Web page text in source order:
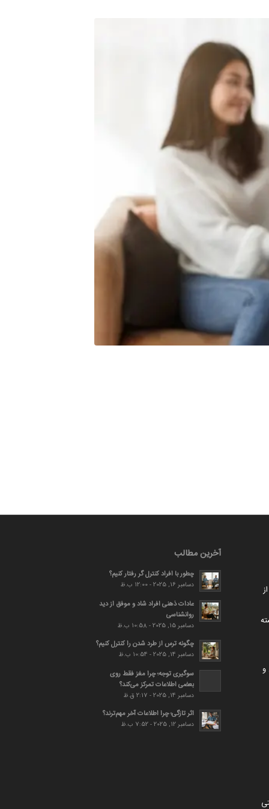
و
آخرین مطالب
چطور با افراد کنترل گر رفتار کنیم؟
دسامبر 16, 2025 - 12:00 ب.ظ
عادات ذهنی افراد شاد و موفق از دید
روانشناسی
دسامبر 15, 2025 - 10:58 ب.ظ
چگونه ترس از طرد شدن را کنترل کنیم؟
دسامبر 14, 2025 - 10:54 ب.ظ
سوگیری توجه؛ چرا مغز فقط روی
بعضی اطلاعات تمرکز می‌کند؟
دسامبر 14, 2025 - 2:17 ق.ظ
اثر تازگی؛ چرا اطلاعات آخر مهم‌ترند؟
دسامبر 12, 2025 - 7:52 ب.ظ